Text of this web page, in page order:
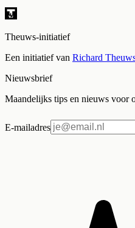
Theuws-initiatief
Een initiatief van Richard
Nieuwsbrief
Maandelijks tips en nieuws voor
E-mailadres